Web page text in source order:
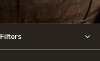
Filters